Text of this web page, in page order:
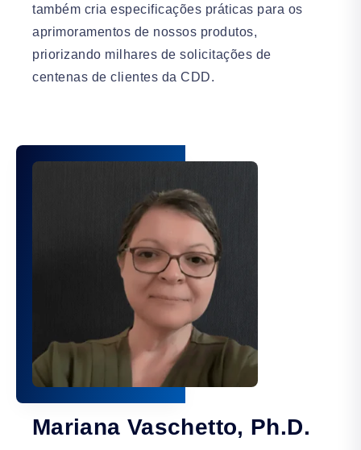
também cria especificações práticas para os
aprimoramentos de nossos produtos,
priorizando milhares de solicitações de
centenas de clientes da CDD.
Mariana Vaschetto, Ph.D.